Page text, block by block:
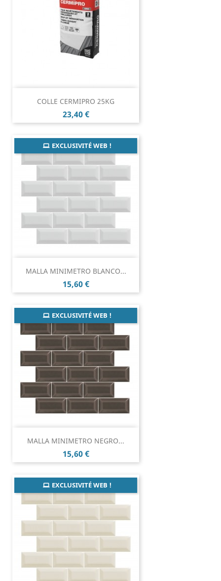
COLLE CERMIPRO 25KG
Prix
23,40 €
MALLA MINIMETRO BLANCO...
Prix
15,60 €
EXCLUSIVITÉ WEB !
MALLA MINIMETRO NEGRO...
Prix
15,60 €
EXCLUSIVITÉ WEB !
EXCLUSIVITÉ WEB !